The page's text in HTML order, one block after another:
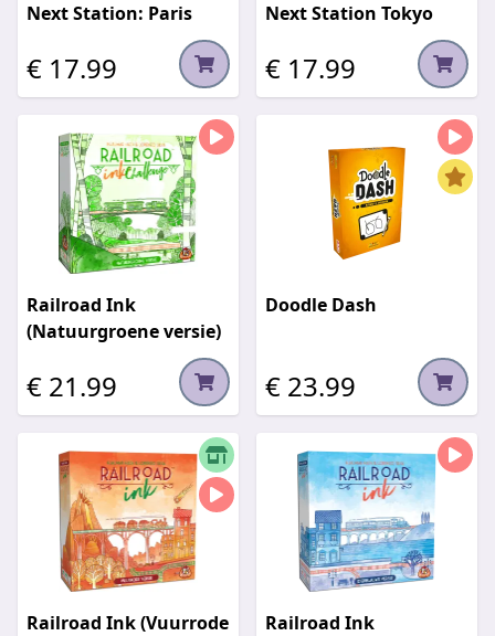
Next Station: Paris
€ 17.99
Next Station Tokyo
€ 17.99
Railroad Ink
(Natuurgroene versie)
€ 21.99
Doodle Dash
€ 23.99
Railroad Ink (Vuurrode
Railroad Ink